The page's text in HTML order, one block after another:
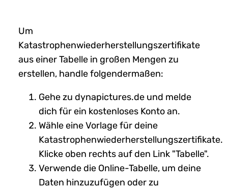
Um
Katastrophenwiederherstellungszertifikate
aus einer Tabelle in großen Mengen zu
erstellen, handle folgendermaßen:
Gehe zu dynapictures.de und melde
dich für ein kostenloses Konto an.
Wähle eine Vorlage für deine
Katastrophenwiederherstellungszertifikate.
Klicke oben rechts auf den Link "Tabelle".
Verwende die Online-Tabelle, um deine
Daten hinzuzufügen oder zu